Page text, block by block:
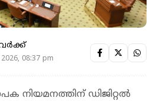
08:37 pm
നിയമനത്തിന് ഡിജിറ്റൽ